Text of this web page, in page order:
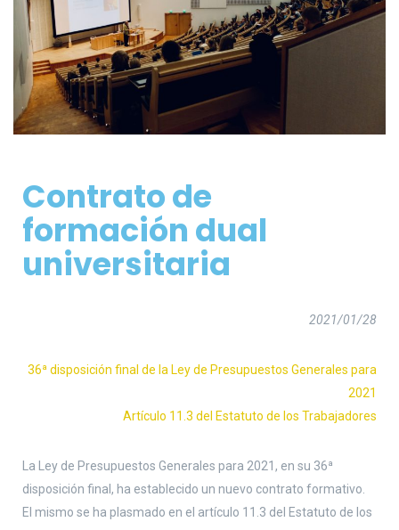
Contrato de
formación dual
universitaria
2021/01/28
36ª disposición final de la Ley de Presupuestos Generales para
2021
Artículo 11.3 del Estatuto de los Trabajadores
La Ley de Presupuestos Generales para 2021, en su 36ª
disposición final, ha establecido un nuevo contrato formativo.
El mismo se ha plasmado en el artículo 11.3 del Estatuto de los